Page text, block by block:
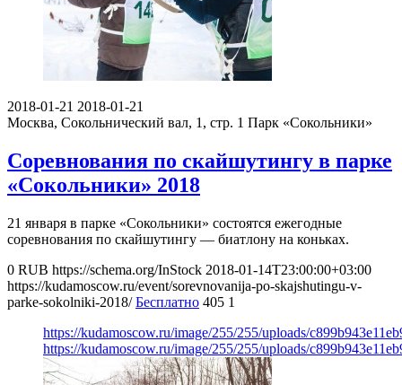
2018-01-21 2018-01-21
Москва, Сокольнический вал, 1, стр. 1 Парк «Сокольники»
Соревнования по скайшутингу в парке
«Сокольники» 2018
21 января в парке «Сокольники» состоятся ежегодные
соревнования по скайшутингу — биатлону на коньках.
0 RUB https://schema.org/InStock 2018-01-14T23:00:00+03:00
https://kudamoscow.ru/event/sorevnovanija-po-skajshutingu-v-
parke-sokolniki-2018/ Бесплатно 405 1
https://kudamoscow.ru/image/255/255/uploads/
https://kudamoscow.ru/image/255/255/uploads/